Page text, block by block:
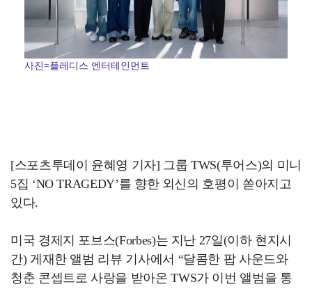
사진=플레디스 엔터테인먼트
[스포츠투데이 윤혜영 기자] 그룹 TWS(투어스)의 미니
5집 ‘NO TRAGEDY’를 향한 외신의 호평이 쏟아지고
있다.
미국 경제지 포브스(Forbes)는 지난 27일(이하 현지시
간) 게재한 앨범 리뷰 기사에서 “달콤한 팝 사운드와
청춘 콘셉트로 사랑을 받아온 TWS가 이번 앨범을 통